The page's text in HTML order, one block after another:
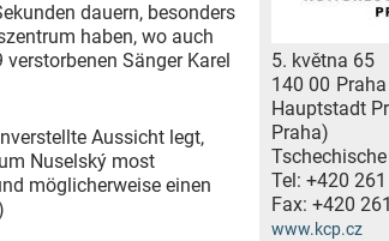
dauern, besonders
haben, wo auch
Sänger Karel
Aussicht legt,
Nuselský most
möglicherweise einen
5. května 65
140 00
Hauptstadt
Praha)
Tel: +420
Fax: +420
www.kcp.cz